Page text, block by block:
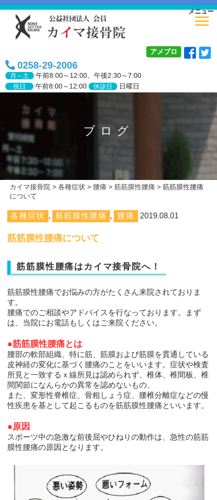
アメブロ
0258-29-2006
月～土 午前8:00～12:00、午後2:30～7:00
祝日 午前8:00～12:00 休診日 日曜日
メニュー
ブログ
カイマ接骨院 > 各種症状 > 腰痛 > 筋筋膜性腰痛 > 筋筋膜性腰痛
について
各種症状 , 筋筋膜性腰痛 , 腰痛 2019.08.01
筋筋膜性腰痛について
筋筋膜性腰痛はカイマ接骨院へ！
筋筋膜性腰痛でお悩みの方がたくさん来院されておりま
す。
腰痛でのご相談やアドバイスを行なっております。まず
は、当院にお電話もしくはご来院ください。
●筋筋膜性腰痛とは
腰部の軟部組織、特に筋、筋膜および筋膜を貫通している
皮神経の変化に基づく腰痛のことをいいます。症状や検査
所見と一致するｘ線所見は認められず、椎体、椎間板、椎
間関節になんらかの異常を認めないもの、
また、変形性脊椎症、骨粗しょう症、腰椎分離症などの慢
性疾患を基として起こるものを筋筋膜性腰痛といいます。
●原因
スポーツ中の急激な前後屈やひねりの動作は、急性の筋筋
膜性腰痛の原因となります。